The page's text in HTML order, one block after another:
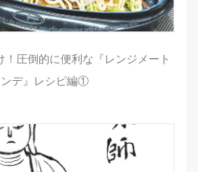
圧倒的に便利な『レンジメート
ンデ』レシピ編①